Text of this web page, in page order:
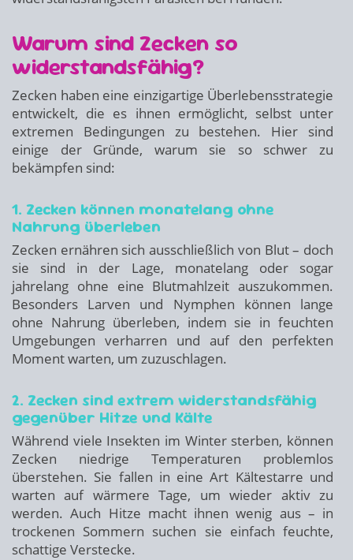
Warum sind Zecken so
widerstandsfähig?
Zecken haben eine einzigartige Überlebensstrategie
entwickelt, die es ihnen ermöglicht, selbst unter
extremen Bedingungen zu bestehen. Hier sind
einige der Gründe, warum sie so schwer zu
bekämpfen sind:
1. Zecken können monatelang ohne
Nahrung überleben
Zecken ernähren sich ausschließlich von Blut – doch
sie sind in der Lage, monatelang oder sogar
jahrelang ohne eine Blutmahlzeit auszukommen.
Besonders Larven und Nymphen können lange
ohne Nahrung überleben, indem sie in feuchten
Umgebungen verharren und auf den perfekten
Moment warten, um zuzuschlagen.
2. Zecken sind extrem widerstandsfähig
gegenüber Hitze und Kälte
Während viele Insekten im Winter sterben, können
Zecken niedrige Temperaturen problemlos
überstehen. Sie fallen in eine Art Kältestarre und
warten auf wärmere Tage, um wieder aktiv zu
werden. Auch Hitze macht ihnen wenig aus – in
trockenen Sommern suchen sie einfach feuchte,
schattige Verstecke.